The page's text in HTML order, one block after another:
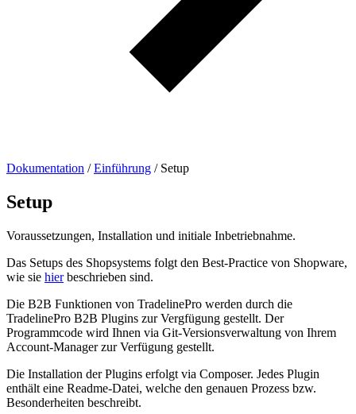
Dokumentation / Einführung / Setup
Setup
Voraussetzungen, Installation und initiale Inbetriebnahme.
Das Setups des Shopsystems folgt den Best-Practice von Shopware,
wie sie hierbeschrieben sind.
Die B2B Funktionen von TradelinePro werden durch die
TradelinePro B2B Plugins zur Vergfügung gestellt. Der
Programmcode wird Ihnen via Git-Versionsverwaltung von Ihrem
Account-Manager zur Verfügung gestellt.
Die Installation der Plugins erfolgt via Composer. Jedes Plugin
enthält eine Readme-Datei, welche den genauen Prozess bzw.
Besonderheiten beschreibt.